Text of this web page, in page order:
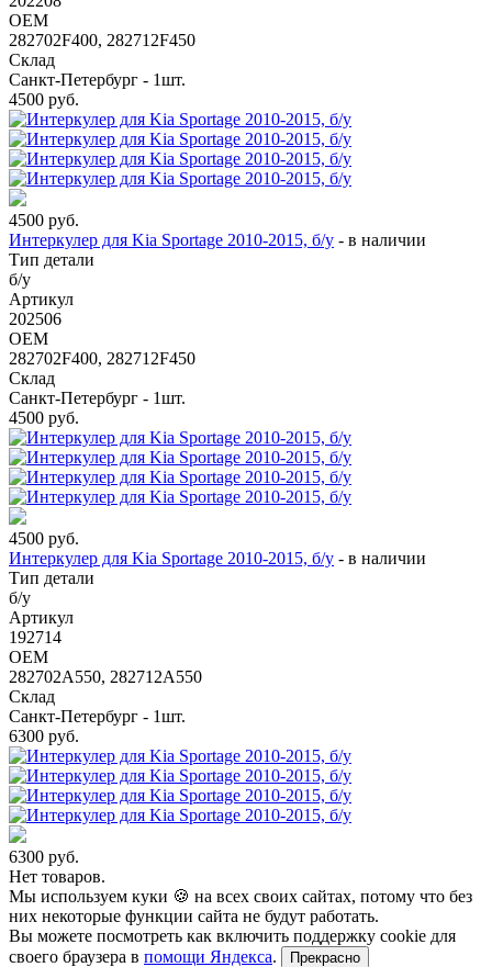
OEM
282702F400, 282712F450
Склад
Санкт-Петербург - 1шт.
4500 руб.
4500 руб.
Интеркулер для Kia Sportage 2010-2015, б/у - в наличии
Тип детали
б/у
Артикул
202506
OEM
282702F400, 282712F450
Склад
Санкт-Петербург - 1шт.
4500 руб.
4500 руб.
Интеркулер для Kia Sportage 2010-2015, б/у - в наличии
Тип детали
б/у
Артикул
192714
OEM
282702A550, 282712A550
Склад
Санкт-Петербург - 1шт.
6300 руб.
6300 руб.
Нет товаров.
Мы используем куки 🍪 на всех своих сайтах, потому что без
них некоторые функции сайта не будут работать.
Вы можете посмотреть как включить поддержку cookie для
своего браузера в помощи Яндекса. Прекрасно